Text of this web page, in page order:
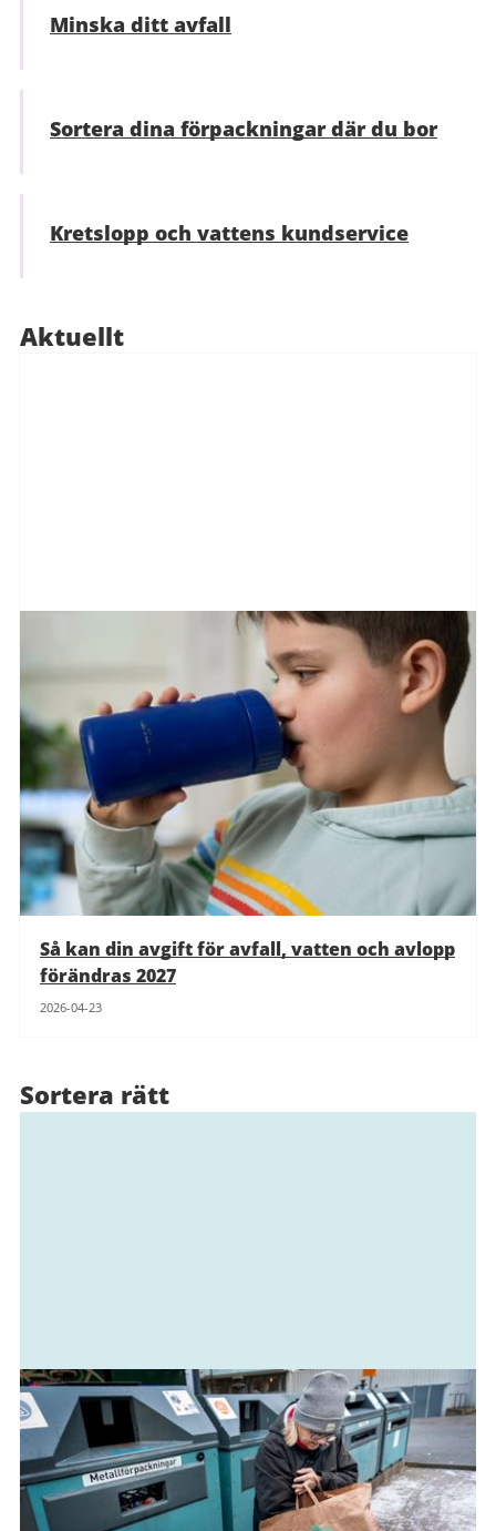
Minska ditt avfall
Sortera dina förpackningar där du bor
Kretslopp och vattens kundservice
Aktuellt
Så kan din avgift för avfall, vatten och avlopp
förändras 2027
2026-04-23
Sortera rätt